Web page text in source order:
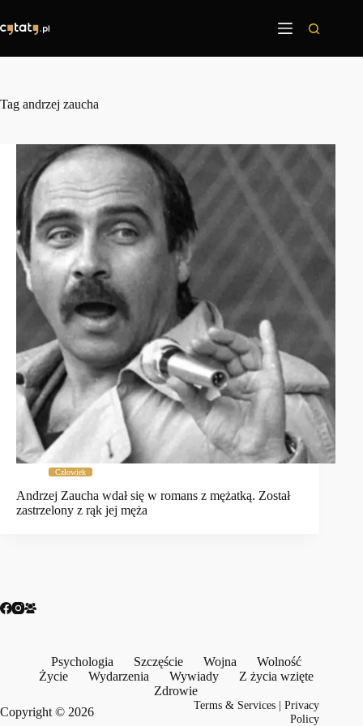
treści
Tag andrzej zaucha
Człowiek
Andrzej Zaucha wdał się w romans z mężatką. Został
zastrzelony z rąk jej męża
Psychologia Szczęście Wojna
Wolność
Życie
Wydarzenia Wywiady
Z życia wzięte
Zdrowie
Copyright © 2026
Terms & Services |Privacy
Policy